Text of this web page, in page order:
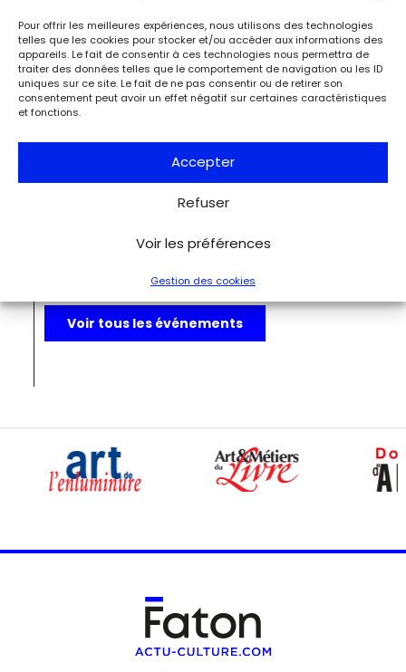
Pour offrir les meilleures expériences, nous utilisons des technologies
telles que les cookies pour stocker et/ou accéder aux informations des
appareils. Le fait de consentir à ces technologies nous permettra de
traiter des données telles que le comportement de navigation ou les ID
uniques sur ce site. Le fait de ne pas consentir ou de retirer son
consentement peut avoir un effet négatif sur certaines caractéristiques
et fonctions.
Accepter
Refuser
Voir les préférences
Gestion des cookies
ÉvénementsDu 25.08.2026 au 21.09.2026
Charles de Gaulle raconte la Libération
Paris
Musée de la Libération de Paris – musée du général
Leclerc – musée Jean Moulin
À l’occasion de l’anniversaire de la Libération de Paris, le
1944 de Charles de Gaulle à son épouse Yvonne, lui narrant
Voir tous les événements